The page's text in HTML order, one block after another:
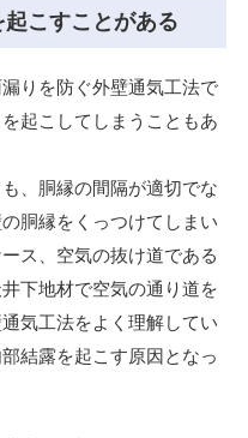
こすことがある
りを防ぐ外壁通気工法で
起こしてしまうこともあ
、胴縁の間隔が適切でな
胴縁をくっつけてしまい
ス、空気の抜け道である
下地材で空気の通り道を
気工法をよく理解してい
結露を起こす原因となっ